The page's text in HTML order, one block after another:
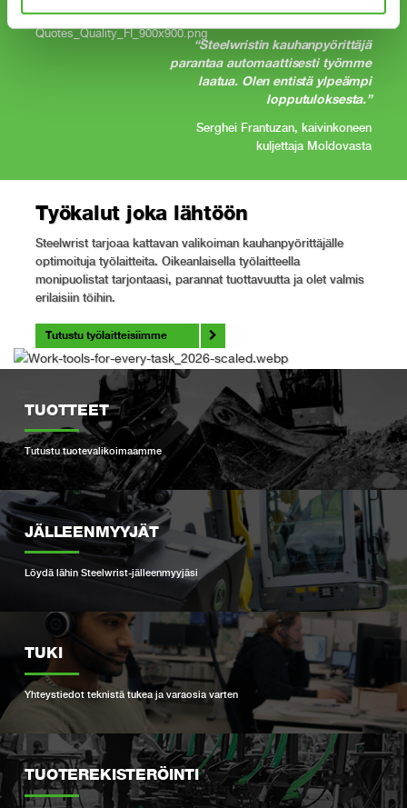
“Steelwristin kauhanpyörittäjä
parantaa automaattisesti työmme
laatua. Olen entistä ylpeämpi
lopputuloksesta.”
Serghei Frantuzan, kaivinkoneen
kuljettaja Moldovasta
Työkalut joka lähtöön
Steelwrist tarjoaa kattavan valikoiman kauhanpyörittäjälle
optimoituja työlaitteita. Oikeanlaisella työlaitteella
monipuolistat tarjontaasi, parannat tuottavuutta ja olet valmis
erilaisiin töihin.
Tutustu työlaitteisiimme
TUOTTEET
Tutustu tuotevalikoimaamme
JÄLLEENMYYJÄT
Löydä lähin Steelwrist-jälleenmyyjäsi
TUKI
Yhteystiedot teknistä tukea ja varaosia varten
TUOTEREKISTERÖINTI